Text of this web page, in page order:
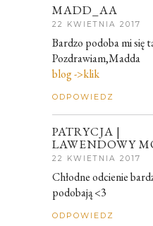
MADD_AA
22 KWIETNIA 2017
Bardzo podoba mi się
Pozdrawiam,Madda
blog ->klik
ODPOWIEDZ
PATRYCJA |
LAWENDOWY
22 KWIETNIA 2017
Chłodne odcienie
podobają <3
ODPOWIEDZ